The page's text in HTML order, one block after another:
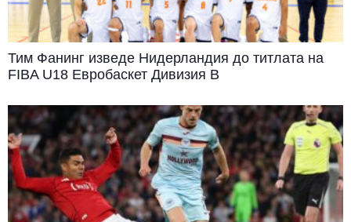
Тим Фанинг изведе Нидерландия до титлата на
FIBA U18 Евробаскет Дивизия B